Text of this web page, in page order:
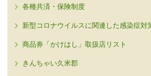
各種共済・保険制度
新型コロナウイルスに関連した感染症対
商品券「かけはし」取扱店リスト
きんちゃい久米郡